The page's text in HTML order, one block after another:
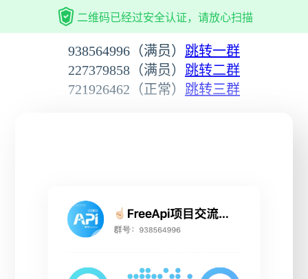
二维码已经过安全认证，请放心扫描
938564996（满员） 跳转一群
227379858（满员） 跳转二群
721926462（正常） 跳转三群